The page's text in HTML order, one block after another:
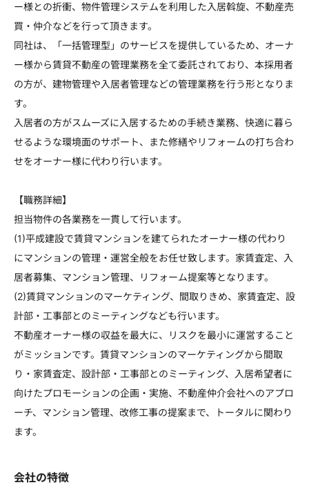
ー様との折衝、物件管理システムを利用した入居斡旋、不動産売
買・仲介などを行って頂きます。
同社は、「一括管理型」のサービスを提供しているため、オーナ
ー様から賃貸不動産の管理業務を全て委託されており、本採用者
の方が、建物管理や入居者管理などの管理業務を行う形となりま
す。
入居者の方がスムーズに入居するための手続き業務、快適に暮ら
せるような環境面のサポート、また修繕やリフォームの打ち合わ
せをオーナー様に代わり行います。
【職務詳細】
担当物件の各業務を一貫して行います。
(1)平成建設で賃貸マンションを建てられたオーナー様の代わり
にマンションの管理・運営全般をお任せ致します。家賃査定、入
居者募集、マンション管理、リフォーム提案等となります。
(2)賃貸マンションのマーケティング、間取りきめ、家賃査定、設
計部・工事部とのミーティングなども行います。
不動産オーナー様の収益を最大に、リスクを最小に運営すること
がミッションです。賃貸マンションのマーケティングから間取
り・家賃査定、設計部・工事部とのミーティング、入居希望者に
向けたプロモーションの企画・実施、不動産仲介会社へのアプロ
ーチ、マンション管理、改修工事の提案まで、トータルに関わり
ます。
会社の特徴